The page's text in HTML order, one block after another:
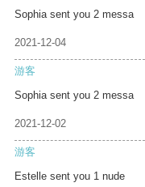
Sophia sent you 2 messa
2021-12-04
游客
Sophia sent you 2 messa
2021-12-02
游客
Estelle sent you 1 nude